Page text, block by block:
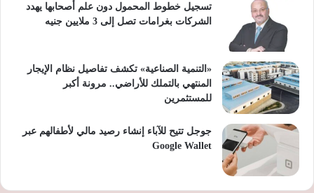
تسجيل خطوط المحمول دون علم أصحابها يهدد
الشركات بغرامات تصل إلى 3 ملايين جنيه
«التنمية الصناعية» تكشف تفاصيل نظام الإيجار
المنتهي بالتملك للأراضي.. مرونة أكبر
للمستثمرين
جوجل تتيح للآباء إنشاء رصيد مالي لأطفالهم عبر
Google Wallet